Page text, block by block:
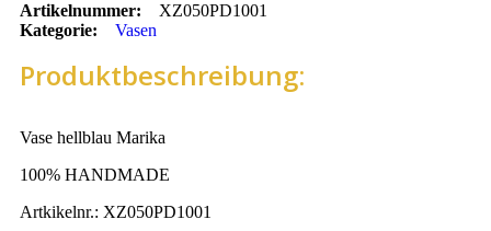
Artikelnummer: XZ050PD1001
Kategorie:
Vasen
Produktbeschreibung:
Vase hellblau Marika
100% HANDMADE
Artkikelnr.: XZ050PD1001